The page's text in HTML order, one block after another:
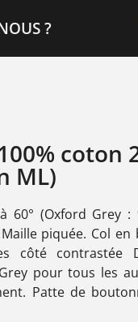
?
coton
ML)
60° (Oxford Grey
piquée. Col
côté contrastée
pour tous les
Patte de